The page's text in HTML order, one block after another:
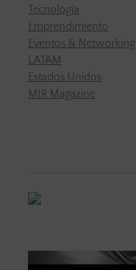
Tecnología
Emprendimiento
Eventos & Networking
LATAM
Estados Unidos
MIR Magazine